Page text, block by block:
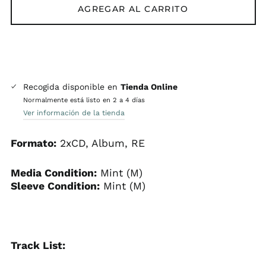
AGREGAR AL CARRITO
Recogida disponible en Tienda Online
Normalmente está listo en 2 a 4 días
Ver información de la tienda
Formato:2xCD, Album, RE
Media Condition:Mint (M)
Sleeve Condition:Mint (M)
Track List: